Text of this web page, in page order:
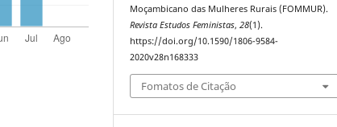
Moçambicano das Mulheres Rurais (FOMMUR).
Revista Estudos Feministas,28(1).
https://doi.org/10.1590/1806-9584-
2020v28n168333
Fomatos de Citação